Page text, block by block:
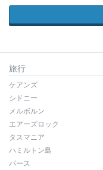
旅行
ケアンズ
シドニー
メルボルン
エアーズロック
タスマニア
ハミルトン島
パース